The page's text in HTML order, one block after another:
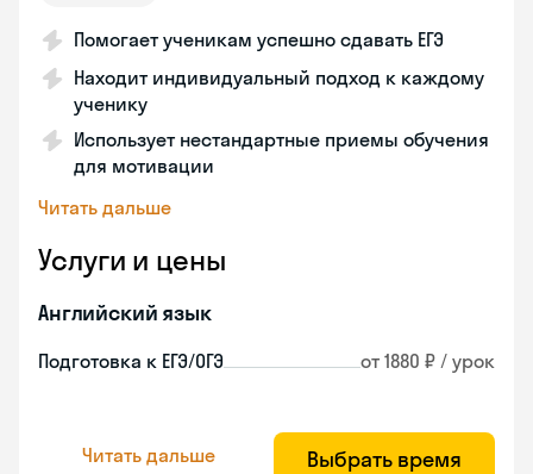
Помогает ученикам успешно сдавать ЕГЭ
Находит индивидуальный подход к каждому
ученику
Использует нестандартные приемы обучения
для мотивации
Читать дальше
Услуги и цены
Английский язык
Подготовка к ЕГЭ/ОГЭ от 1880 ₽ / урок
Читать дальше Выбрать время